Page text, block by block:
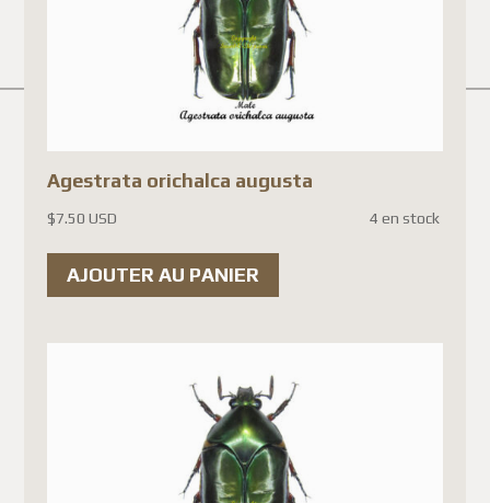
Agestrata orichalca augusta
$7.50 USD 4 en stock
AJOUTER AU PANIER
, in addition to import
New compliance requirements
now require much more
detailed information for each
item being shipped, including a
detailed description, value,
customs data, and other
documentation.
these new requirements for
certain EU countries. Until a
compliant solution is
implemented, parcel shipments